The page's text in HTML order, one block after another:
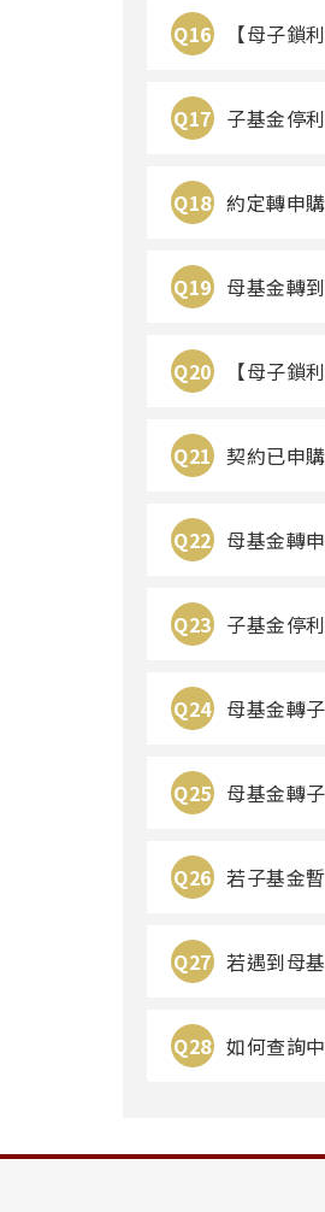
Q16 【母子鎖
Q17 子基金停
Q18 約定轉申
Q19 母基金轉
Q20 【母子鎖
Q21 契約已申
Q22 母基金轉
Q23 子基金停
Q24 母基金轉
Q25 母基金轉
Q26 若子基金
Q27 若遇到母
Q28 如何查詢